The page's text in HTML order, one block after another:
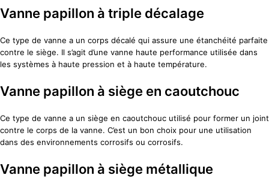
Vanne papillon à triple décalage
Ce type de vanne a un corps décalé qui assure une étanchéité parfaite
contre le siège. Il s’agit d’une vanne haute performance utilisée dans
les systèmes à haute pression et à haute température.
Vanne papillon à siège en caoutchouc
Ce type de vanne a un siège en caoutchouc utilisé pour former un joint
contre le corps de la vanne. C’est un bon choix pour une utilisation
dans des environnements corrosifs ou corrosifs.
Vanne papillon à siège métallique